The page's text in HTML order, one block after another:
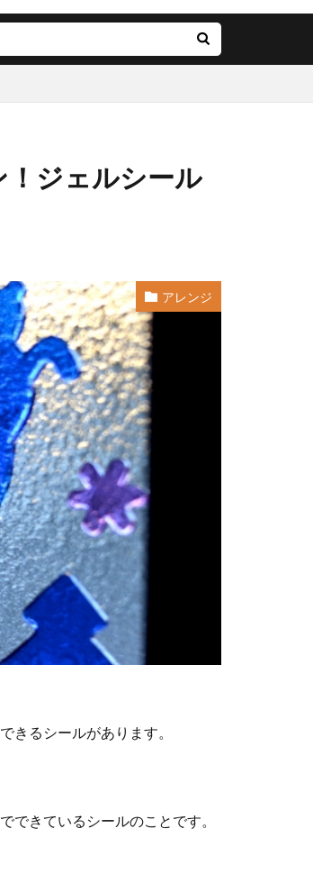
ジェルシール
アレンジ
きるシールがあります。
できているシールのことです。